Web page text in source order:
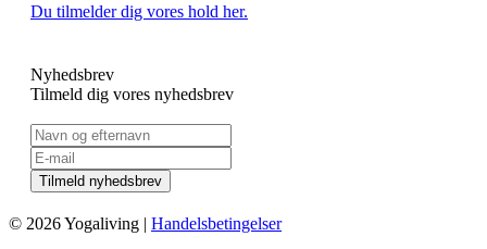
Du tilmelder dig vores hold her.
Nyhedsbrev
Tilmeld dig vores nyhedsbrev
© 2026 Yogaliving | Handelsbetingelser